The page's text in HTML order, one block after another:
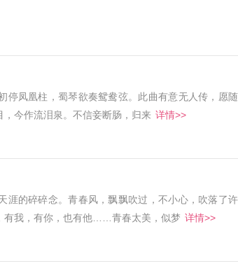
停凤凰柱，蜀琴欲奏鸳鸯弦。此曲有意无人传，愿随
今作流泪泉。不信妾断肠，归来 详情>>
涯的碎碎念。青春风，飘飘吹过，不小心，吹落了许
有我，有你，也有他……青春太美，似梦 详情>>